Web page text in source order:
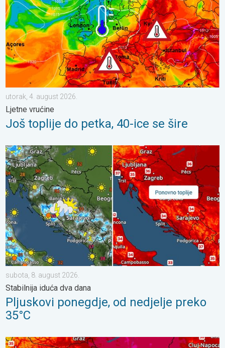
utorak, 4. august 2026.
Ljetne vrućine
Još toplije do petka, 40-ice se šire
Pljuskovi ponegdje, od nedjelje preko 35°C. Stabilnija iduća
subota, 8. august 2026.
Stabilnija iduća dva dana
Pljuskovi ponegdje, od nedjelje preko
35°C
Još malo toplije, do kada?. Lokalno 40-ice. . . nedjelja, 2.